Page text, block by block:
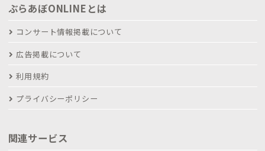
ぶらあぼONLINEとは
コンサート情報掲載について
広告掲載について
利用規約
プライバシーポリシー
関連サービス